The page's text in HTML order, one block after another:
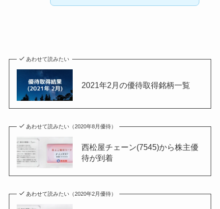
あわせて読みたい
2021年2月の優待取得銘柄一覧
あわせて読みたい（2020年8月優待）
西松屋チェーン(7545)から株主優
待が到着
あわせて読みたい（2020年2月優待）